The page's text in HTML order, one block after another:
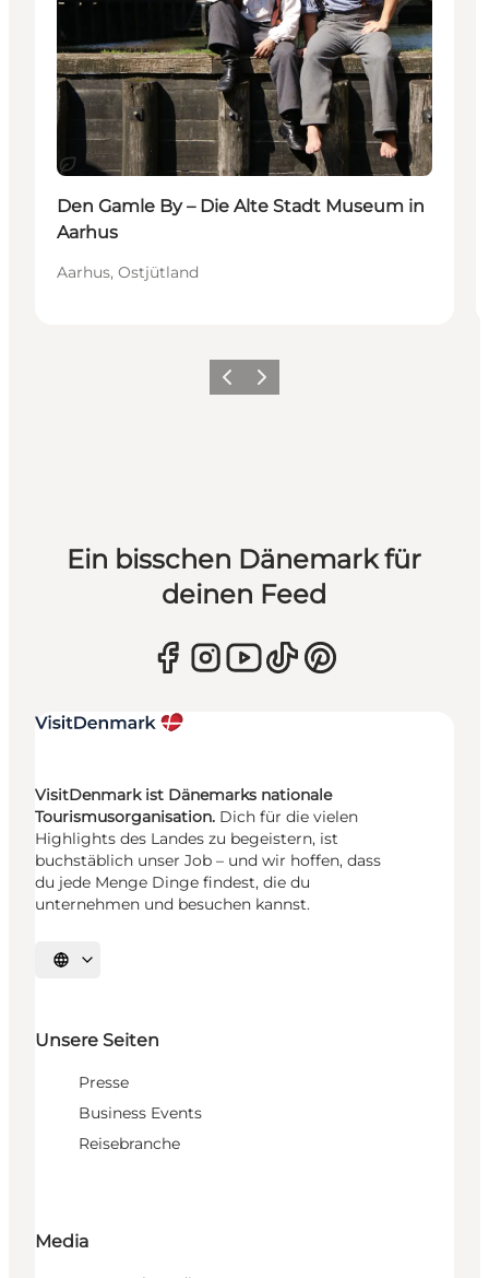
Nachhaltig
Den Gamle By – Die Alte Stadt Museum in
Aarhus
Aarhus, Ostjütland
ZurückWeiter
Ein bisschen Dänemark für
deinen Feed
VisitDenmark ist Dänemarks nationale
Tourismusorganisation. Dich für die vielen
Highlights des Landes zu begeistern, ist
buchstäblich unser Job – und wir hoffen, dass
du jede Menge Dinge findest, die du
unternehmen und besuchen kannst.
Sprache auswählen
Unsere Seiten
Presse
Business Events
Reisebranche
Media